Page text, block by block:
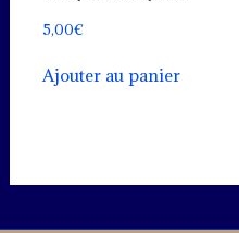
5,00€
Ajouter au panier